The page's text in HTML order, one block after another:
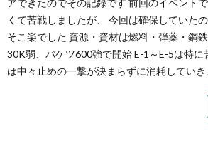
アできたのでその記録です 前回のイベント
くて苦戦しましたが、 今回は確保していた
そこ楽でした 資源・資材は燃料・弾薬・鋼
30K弱、バケツ600強で開始 E-1～E-5は特に
は中々止めの一撃が決まらずに消耗してい